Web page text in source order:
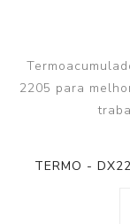
2205 para
TERMO -